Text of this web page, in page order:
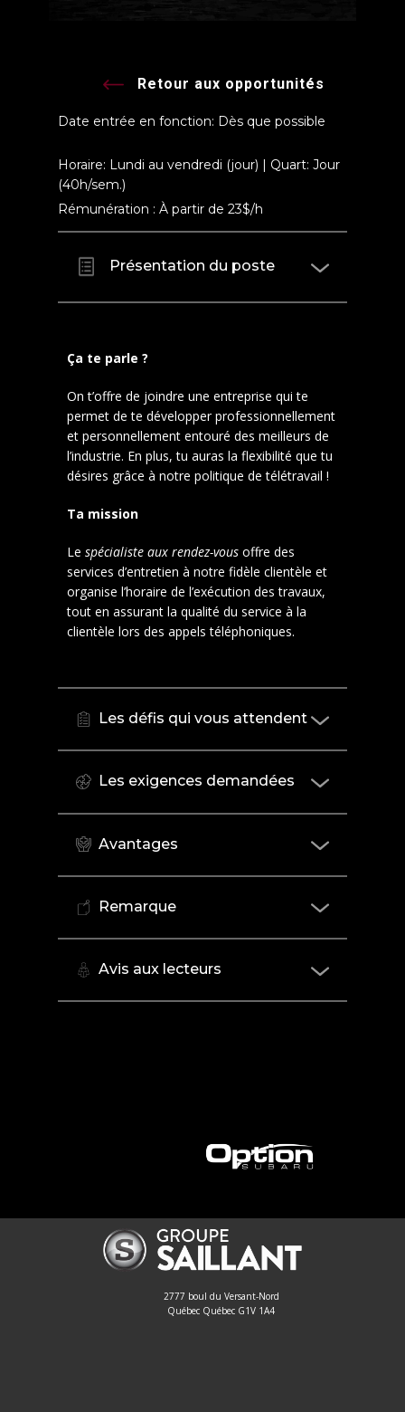
Retour aux opportunités
Date entrée en fonction: Dès que possible
Horaire: Lundi au vendredi (jour) | Quart: Jour
(40h/sem.)
Rémunération : À partir de 23$/h
Présentation du poste
Ça te parle ?
On t’offre de joindre une entreprise qui te
permet de te développer professionnellement
et personnellement entouré des meilleurs de
l’industrie. En plus, tu auras la flexibilité que tu
désires grâce à notre politique de télétravail !
Ta mission
Le spécialiste aux rendez-vous offre des
services d’entretien à notre fidèle clientèle et
organise l’horaire de l’exécution des travaux,
tout en assurant la qualité du service à la
clientèle lors des appels téléphoniques.
Les défis qui vous attendent
Les exigences demandées
Avantages
Remarque
Avis aux lecteurs
2777 boul du Versant-Nord
Québec Québec G1V 1A4